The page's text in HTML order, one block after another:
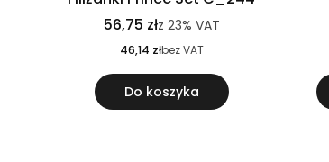
56,75 złz 23% VAT
46,14 złbez VAT
Do koszyka